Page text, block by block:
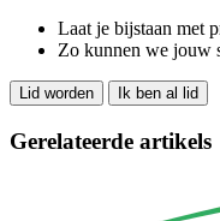
Laat je bijstaan met
Zo kunnen we jouw
Lid worden Ik ben al lid
Gerelateerde artikels